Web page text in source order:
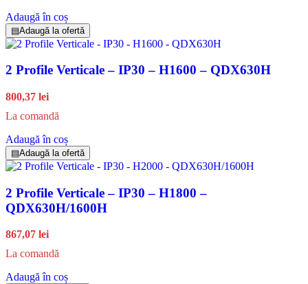
Adaugă în coș
▤Adaugă la ofertă
2 Profile Verticale – IP30 – H1600 – QDX630H
800,37 lei
La comandă
Adaugă în coș
▤Adaugă la ofertă
2 Profile Verticale – IP30 – H1800 –
QDX630H/1600H
867,07 lei
La comandă
Adaugă în coș